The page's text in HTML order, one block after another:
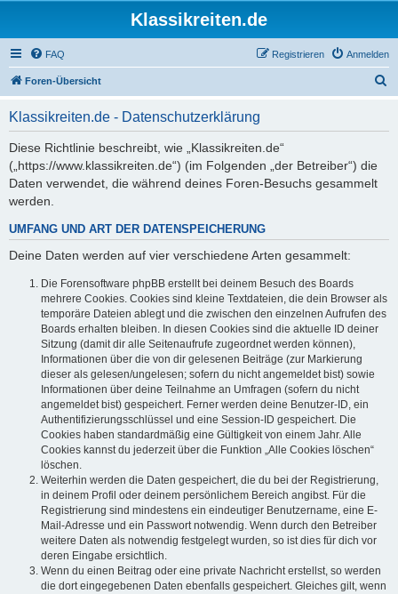
Klassikreiten.de
FAQ Anmelden
Registrieren
Foren-Übersicht
Klassikreiten.de - Datenschutzerklärung
Diese Richtlinie beschreibt, wie „Klassikreiten.de“
(„https://www.klassikreiten.de“) (im Folgenden „der Betreiber“) die
Daten verwendet, die während deines Foren-Besuchs gesammelt
werden.
UMFANG UND ART DER DATENSPEICHERUNG
Deine Daten werden auf vier verschiedene Arten gesammelt:
Die Forensoftware phpBB erstellt bei deinem Besuch des Boards
mehrere Cookies. Cookies sind kleine Textdateien, die dein Browser als
temporäre Dateien ablegt und die zwischen den einzelnen Aufrufen des
Boards erhalten bleiben. In diesen Cookies sind die aktuelle ID deiner
Sitzung (damit dir alle Seitenaufrufe zugeordnet werden können),
Informationen über die von dir gelesenen Beiträge (zur Markierung
dieser als gelesen/ungelesen; sofern du nicht angemeldet bist) sowie
Informationen über deine Teilnahme an Umfragen (sofern du nicht
angemeldet bist) gespeichert. Ferner werden deine Benutzer-ID, ein
Authentifizierungsschlüssel und eine Session-ID gespeichert. Die
Cookies haben standardmäßig eine Gültigkeit von einem Jahr. Alle
Cookies kannst du jederzeit über die Funktion „Alle Cookies löschen“
löschen.
Weiterhin werden die Daten gespeichert, die du bei der Registrierung,
in deinem Profil oder deinem persönlichem Bereich angibst. Für die
Registrierung sind mindestens ein eindeutiger Benutzername, eine E-
Mail-Adresse und ein Passwort notwendig. Wenn durch den Betreiber
weitere Daten als notwendig festgelegt wurden, so ist dies für dich vor
deren Eingabe ersichtlich.
Wenn du einen Beitrag oder eine private Nachricht erstellst, so werden
die dort eingegebenen Daten ebenfalls gespeichert. Gleiches gilt, wenn